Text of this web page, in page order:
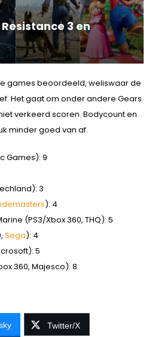
3 en
games beoordeeld, weliswaar de
Het gaat om onder andere Gears
verkeerd scoren. Bodycount en
minder goed van af.
Games): 9
3
): 4
(PS3/Xbox 360, THQ): 5
Sega): 4
5
360, Majesco): 8
Twitter/X